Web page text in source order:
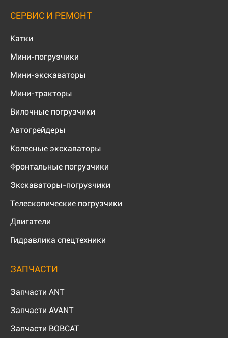
СЕРВИС И РЕМОНТ
Катки
Мини-погрузчики
Мини-экскаваторы
Мини-тракторы
Вилочные погрузчики
Автогрейдеры
Колесные экскаваторы
Фронтальные погрузчики
Экскаваторы-погрузчики
Телескопические погрузчики
Двигатели
Гидравлика спецтехники
ЗАПЧАСТИ
Запчасти ANT
Запчасти AVANT
Запчасти BOBCAT